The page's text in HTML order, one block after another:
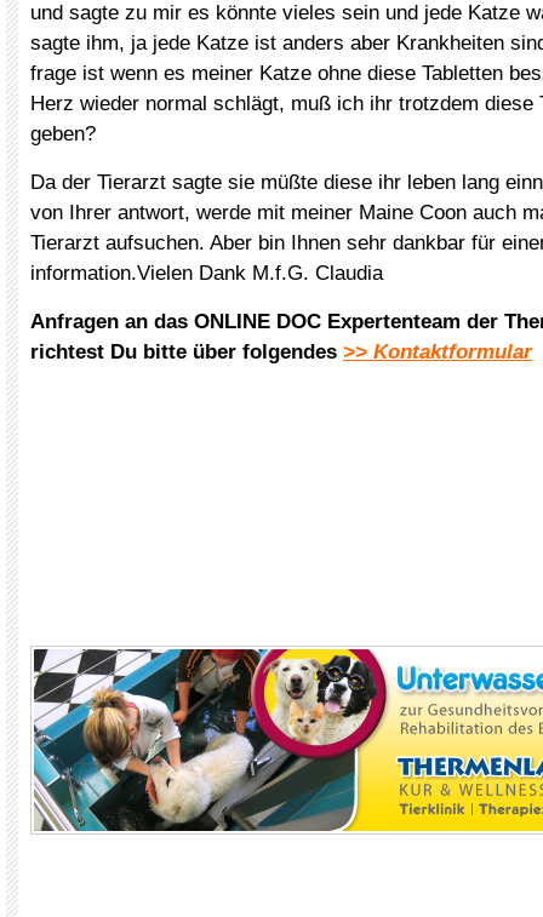
und sagte zu mir es könnte vieles sein und jede Katze
sagte ihm, ja jede Katze ist anders aber Krankheiten
frage ist wenn es meiner Katze ohne diese Tabletten
Herz wieder normal schlägt, muß ich ihr trotzdem diese
geben?
Da der Tierarzt sagte sie müßte diese ihr leben lang
von Ihrer antwort, werde mit meiner Maine Coon auch
Tierarzt aufsuchen. Aber bin Ihnen sehr dankbar für
information.Vielen Dank M.f.G. Claudia
Anfragen an das ONLINE DOC Expertenteam der
richtest Du bitte über folgendes >> Kontaktformular